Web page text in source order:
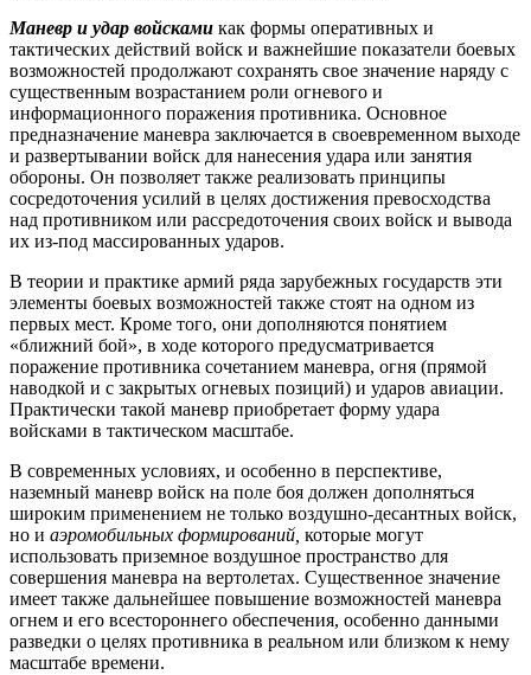
Маневр и удар войсками как формы оперативных и
тактических действий войск и важнейшие показатели боевых
возможностей продолжают сохранять свое значение наряду с
существенным возрастанием роли огневого и
информационного поражения противника. Основное
предназначение маневра заключается в своевременном выходе
и развертывании войск для нанесения удара или занятия
обороны. Он позволяет также реализовать принципы
сосредоточения усилий в целях достижения превосходства
над противником или рассредоточения своих войск и вывода
их из-под массированных ударов.
В теории и практике армий ряда зарубежных государств эти
элементы боевых возможностей также стоят на одном из
первых мест. Кроме того, они дополняются понятием
«ближний бой», в ходе которого предусматривается
поражение противника сочетанием маневра, огня (прямой
наводкой и с закрытых огневых позиций) и ударов авиации.
Практически такой маневр приобретает форму удара
войсками в тактическом масштабе.
В современных условиях, и особенно в перспективе,
наземный маневр войск на поле боя должен дополняться
широким применением не только воздушно-десантных войск,
но и аэромобильных формирований, которые могут
использовать приземное воздушное пространство для
совершения маневра на вертолетах. Существенное значение
имеет также дальнейшее повышение возможностей маневра
огнем и его всестороннего обеспечения, особенно данными
разведки о целях противника в реальном или близком к нему
масштабе времени.